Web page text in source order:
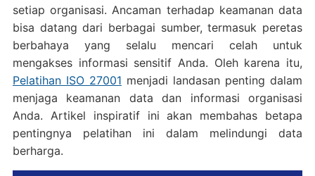
setiap organisasi. Ancaman terhadap keamanan data
bisa datang dari berbagai sumber, termasuk peretas
berbahaya yang selalu mencari celah untuk
mengakses informasi sensitif Anda. Oleh karena itu,
Pelatihan ISO 27001 menjadi landasan penting dalam
menjaga keamanan data dan informasi organisasi
Anda. Artikel inspiratif ini akan membahas betapa
pentingnya pelatihan ini dalam melindungi data
berharga.